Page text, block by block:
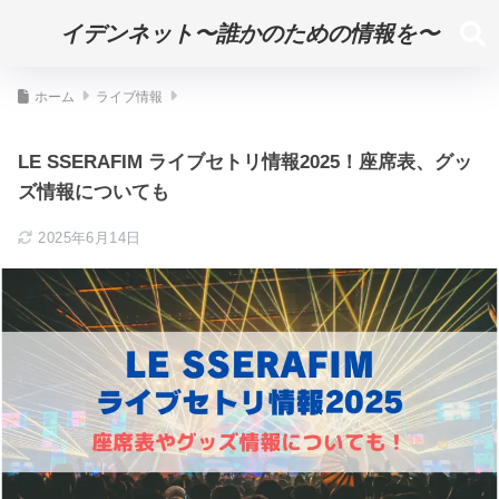
イデンネット〜誰かのための情報を〜
ホーム ライブ情報
LE SSERAFIM ライブセトリ情報2025！座席表、グッ
ズ情報についても
2025年6月14日